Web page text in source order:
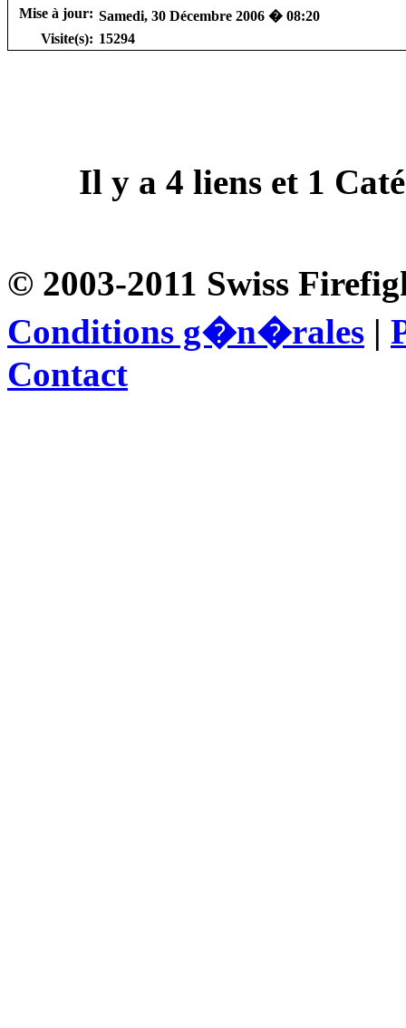
Mise à jour: Samedi, 30 Décembre 2006 � 08:20
Visite(s): 15294
Il y a 4 liens et 1
© 2003-2011 Swiss
Conditions g�n�rales |
Contact